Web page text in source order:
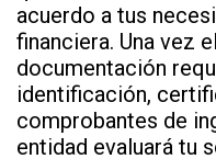
acuerdo a tus
financiera. Una vez
documentación
identificación,
comprobantes de
entidad evaluará tu